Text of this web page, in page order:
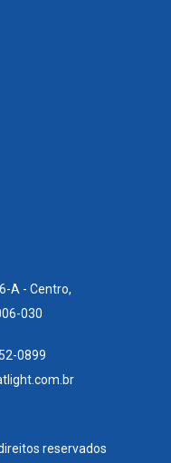
A - Centro,
030
0899
reservados